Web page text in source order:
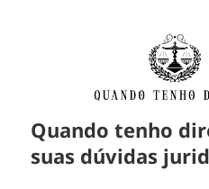
Quando tenho
suas dúvidas